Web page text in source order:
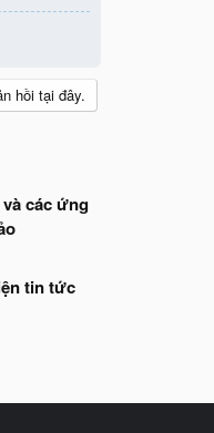
hồi tại đây.
các ứng
tin tức